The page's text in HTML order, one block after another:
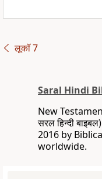
लूकॉ 7
Saral Hindi
New
सरल हिन्दी
2016 by
worldwide.